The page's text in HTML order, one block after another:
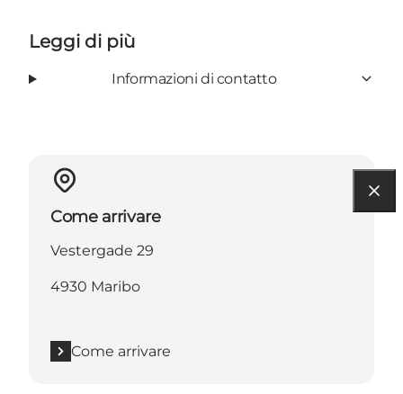
Leggi di più
Informazioni di contatto
Come arrivare
Vestergade 29
4930 Maribo
Come arrivare